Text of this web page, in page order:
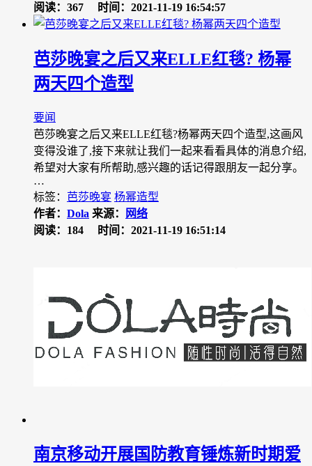
阅读：367
时间：2021-11-19 16:54:57
芭莎晚宴之后又来ELLE红毯? 杨幂
两天四个造型
要闻
芭莎晚宴之后又来ELLE红毯?杨幂两天四个造型,这画风
变得没谁了,接下来就让我们一起来看看具体的消息介绍,
希望对大家有所帮助,感兴趣的话记得跟朋友一起分享。
…
标签： 芭莎晚宴 杨幂造型
作者： Dola 来源：
网络
阅读：184
时间：2021-11-19 16:51:14
南京移动开展国防教育锤炼新时期爱